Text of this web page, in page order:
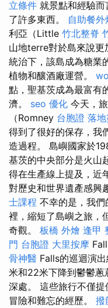
立條件 就景點和經驗
了許多東西。 自助餐外
利亞（Little 竹北整脊
山地terre對於島來說更
統治下，該島成為糖業
植物和釀酒廠運營。
點，聖基茨成為最富有
濟。 seo 優化 今天，
（Romney 台胞證 落地
得到了很好的保存，我
造過程。 島嶼國家於
基茨的中央部分是火山
得在生產線上提及，近
對歷史和世界遺產感興
士課程 不幸的是，我
裡，縮短了島嶼之旅，
奇觀。 板橋 外燴 逢甲
門 台胞證 大里按摩
骨神醫 Falls的巡迴演出
米和22米下降到鬱鬱蔥
深處。 這些旅行不僅
冒險和難忘的經歷。 撥